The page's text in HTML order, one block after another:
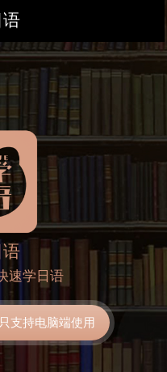
速学日语
支持电脑端使用